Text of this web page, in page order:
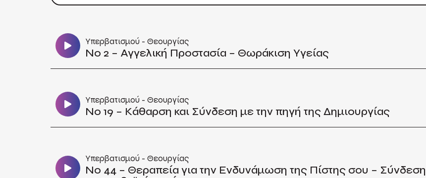
Υπερβατισμού - Θεουργίας
No 2 – Αγγελική Προστασία – Θωράκιση Υγείας
Υπερβατισμού - Θεουργίας
No 19 – Κάθαρση και Σύνδεση με την πηγή της Δημιουργίας
Υπερβατισμού - Θεουργίας
No 44 – Θεραπεία για την Ενδυνάμωση της Πίστης σου – Σύνδεση